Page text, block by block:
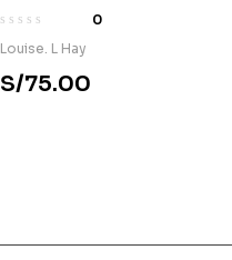
de ti
0
Louise. L Hay
S/75.00